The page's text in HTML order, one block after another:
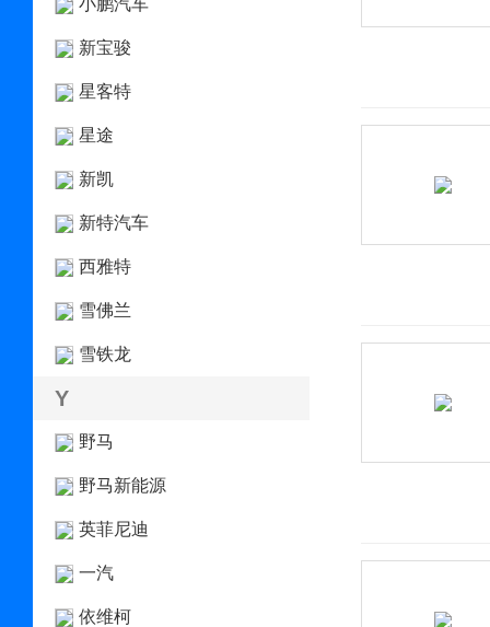
小鹏汽车
新宝骏
星客特
星途
新凯
新特汽车
西雅特
雪佛兰
雪铁龙
Y
野马
野马新能源
英菲尼迪
一汽
依维柯